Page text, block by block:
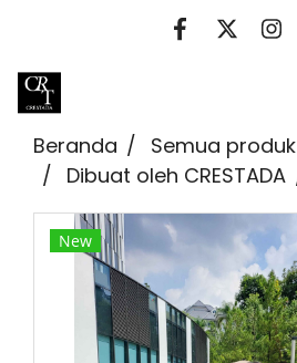
Beranda
Semua produk
Dibuat oleh CRESTADA
New